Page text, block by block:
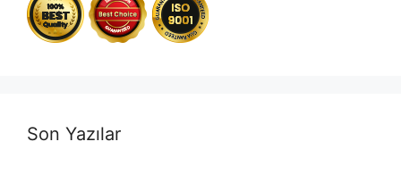
Son Yazılar